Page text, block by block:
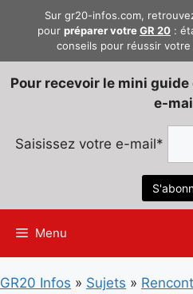
Sur gr20-infos.com,
pour préparer votreGR 20 :
conseils pour réussir
Pour recevoir le mini
e-
Saisissez votre e-mail*
Menu
GR20 Infos » Sujets »